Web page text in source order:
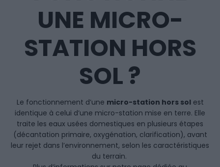
UNE MICRO-
STATION HORS
SOL ?
Le fonctionnement d’une micro-station hors solest
identique à celui d’une micro-station mise en terre. Elle
traite les eaux usées domestiques en plusieurs étapes
(décantation primaire, oxygénation, clarification), avant
leur rejet dans l’environnement, selon les caractéristiques
du terrain.